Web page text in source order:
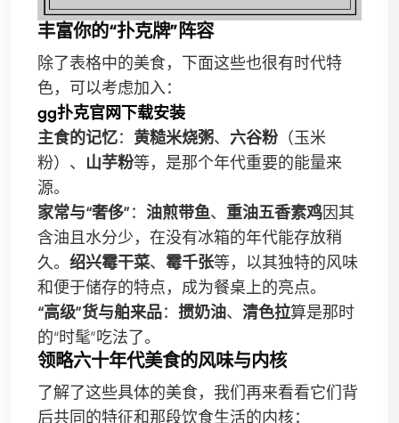
丰富你的“扑克牌”阵容
除了表格中的美食，下面这些也很有时代特
色，可以考虑加入：
gg扑克官网下载安装
主食的记忆： 黄糙米烧粥、 六谷粉 （玉米
粉）、 山芋粉等，是那个年代重要的能量来
源。
家常与“奢侈”： 油煎带鱼、 重油五香素鸡因其
含油且水分少，在没有冰箱的年代能存放稍
久。 绍兴霉干菜、 霉千张等，以其独特的风味
和便于储存的特点，成为餐桌上的亮点。
“高级”货与舶来品： 掼奶油、 清色拉算是那时
的“时髦”吃法了。
领略六十年代美食的风味与内核
了解了这些具体的美食，我们再来看看它们背
后共同的特征和那段饮食生活的内核：